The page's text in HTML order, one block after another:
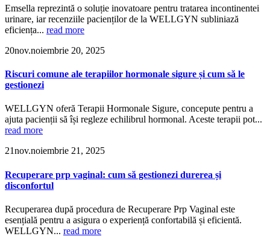
Emsella reprezintă o soluție inovatoare pentru tratarea incontinentei
urinare, iar recenziile pacienților de la WELLGYN subliniază
eficiența... read more
20nov.noiembrie 20, 2025
Riscuri comune ale terapiilor hormonale sigure și cum să le
gestionezi
WELLGYN oferă Terapii Hormonale Sigure, concepute pentru a
ajuta pacienții să își regleze echilibrul hormonal. Aceste terapii pot...
read more
21nov.noiembrie 21, 2025
Recuperare prp vaginal: cum să gestionezi durerea și
disconfortul
Recuperarea după procedura de Recuperare Prp Vaginal este
esențială pentru a asigura o experiență confortabilă și eficientă.
WELLGYN... read more